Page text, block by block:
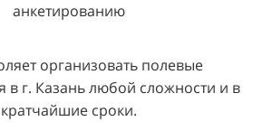
анкетированию
организовать полевые
в г. Казань любой сложности и в
кратчайшие сроки.